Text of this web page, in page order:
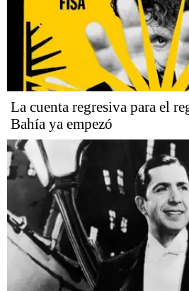
La cuenta regresiva para el
Bahía ya empezó